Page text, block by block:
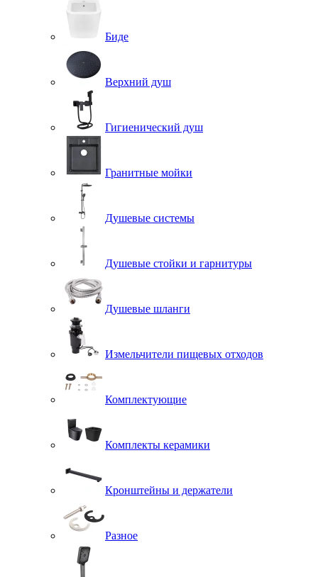
Биде
Верхний душ
Гигиенический душ
Гранитные мойки
Душевые системы
Душевые стойки и гарнитуры
Душевые шланги
Измельчители пищевых отходов
Комплектующие
Комплекты керамики
Кронштейны и держатели
Разное